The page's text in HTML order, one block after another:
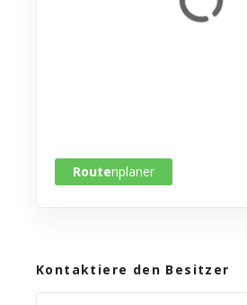
Routenplaner
Kontaktiere den Besitzer